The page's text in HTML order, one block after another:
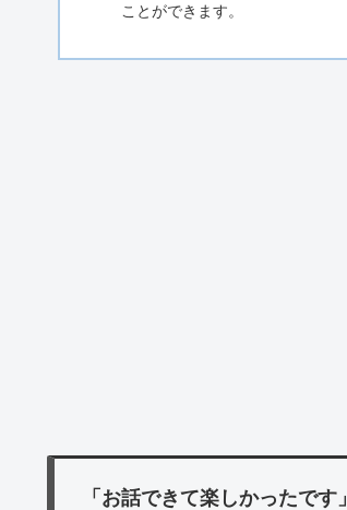
ことができます。
「お話できて楽しかったで